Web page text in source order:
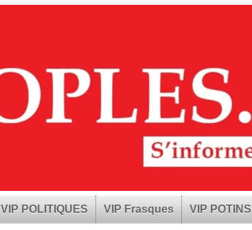
VIP POLITIQUES VIP Frasques VIP POTINS